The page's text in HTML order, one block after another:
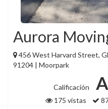
Aurora
456 West Harvard Street,
91204 | Moorpark
Calificación
175 vistas